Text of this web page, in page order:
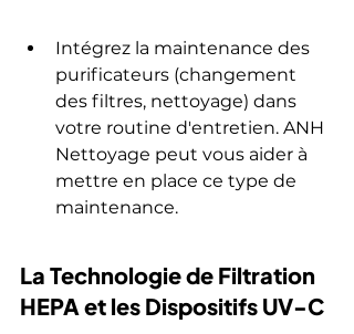
Intégrez la maintenance des
purificateurs (changement
des filtres, nettoyage) dans
votre routine d'entretien. ANH
Nettoyage peut vous aider à
mettre en place ce type de
maintenance.
La Technologie de Filtration
HEPA et les Dispositifs UV-C